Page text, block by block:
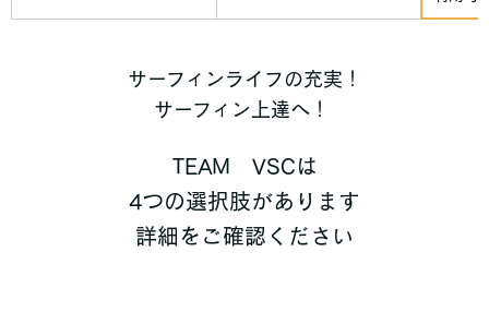
サーフィンライフの充実！
サーフィン上達へ！
TEAM VSCは
4つの選択肢があります
詳細をご確認ください